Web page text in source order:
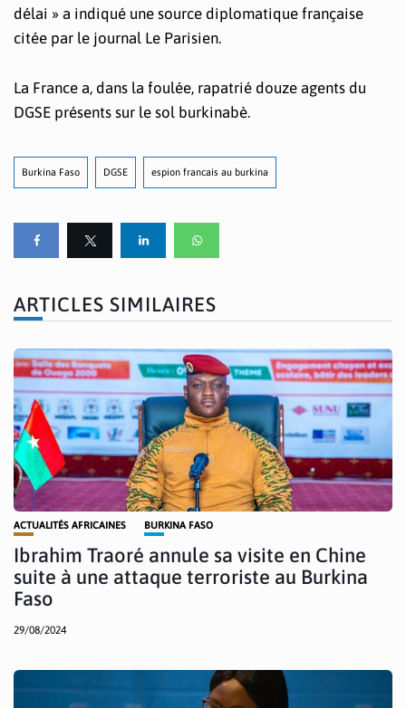
délai » a indiqué une source diplomatique française
citée par le journal Le Parisien.
La France a, dans la foulée, rapatrié douze agents du
DGSE présents sur le sol burkinabè.
Burkina Faso DGSE espion francais au burkina
ARTICLES SIMILAIRES
ACTUALITÉS AFRICAINES BURKINA FASO
Ibrahim Traoré annule sa visite en Chine
suite à une attaque terroriste au Burkina
Faso
29/08/2024